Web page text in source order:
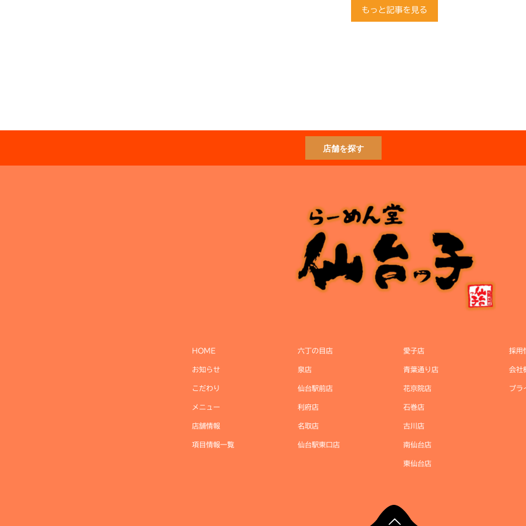
もっと記事を見る
店舗を探す
HOME
お知らせ
こだわり
メニュー
店舗情報
項目情報一覧
六丁の目店
泉店
仙台駅前店
利府店
名取店
仙台駅東口店
愛子店
青葉通り店
花京院店
石巻店
古川店
南仙台店
東仙台店
採用
会社
プラ
